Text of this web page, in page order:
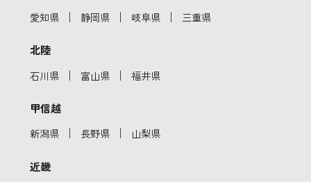
愛知県 ｜ 静岡県 ｜ 岐阜県 ｜ 三重県
北陸
石川県 ｜ 富山県 ｜ 福井県
甲信越
新潟県 ｜ 長野県 ｜ 山梨県
近畿